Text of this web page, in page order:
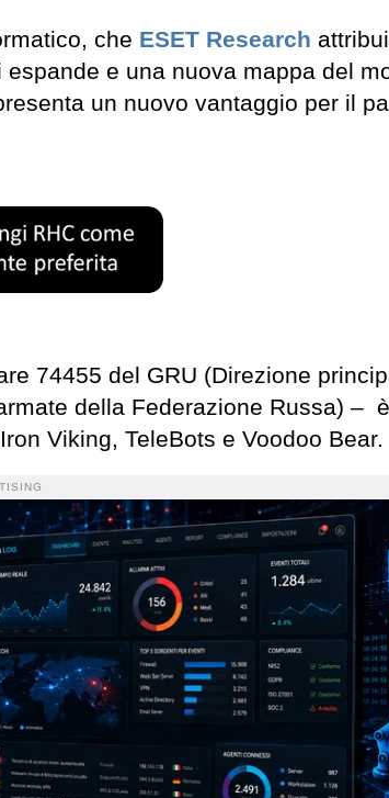
che ESET Research
espande e una nuova mappa del
un nuovo vantaggio per il
74455 del GRU (Direzione
della Federazione Russa) –
Viking, TeleBots e Voodoo Bear.